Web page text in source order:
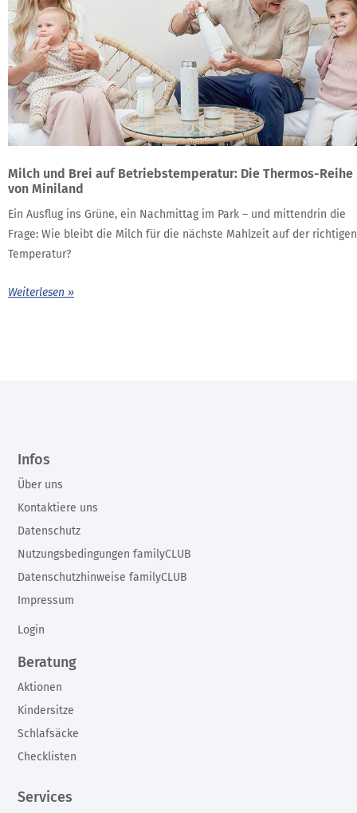
Milch und Brei auf Betriebstemperatur: Die Thermos-Reihe
von Miniland
Ein Ausflug ins Grüne, ein Nachmittag im Park – und mittendrin die
Frage: Wie bleibt die Milch für die nächste Mahlzeit auf der richtigen
Temperatur?
Weiterlesen »
Beratung
Aktionen
Kindersitze
Schlafsäcke
Checklisten
Services
Infos
Über uns
Kontaktiere uns
Datenschutz
Nutzungsbedingungen familyCLUB
Datenschutzhinweise familyCLUB
Impressum
Login